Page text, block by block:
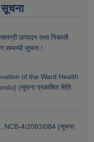
सूचना
उत्पादन तथा निकासी
सम्बन्धी सूचना !
of the Ward Health
(सूचना प्रकाशित मिति
NCB-4/2083/084 (सूचना